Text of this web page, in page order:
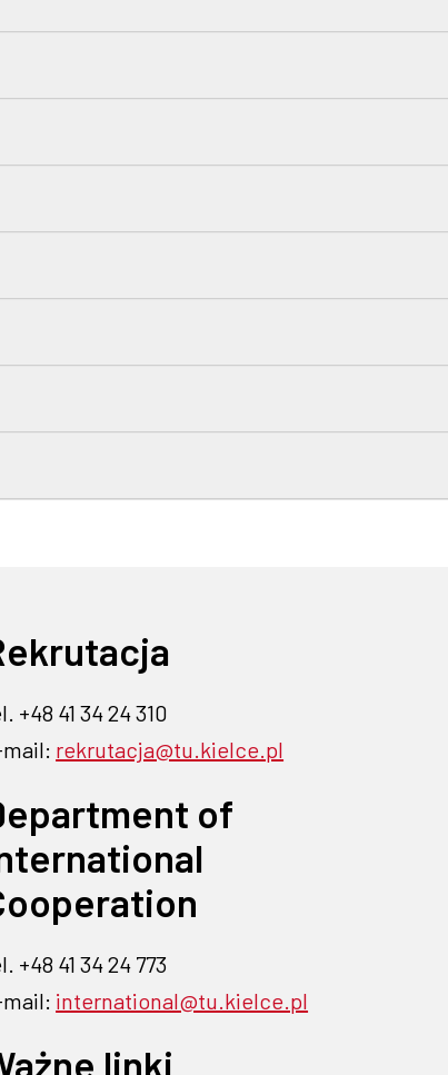
+48 41 34 24 310
rekrutacja@tu.kielce.pl
of
+48 41 34 24 773
international@tu.kielce.pl
linki